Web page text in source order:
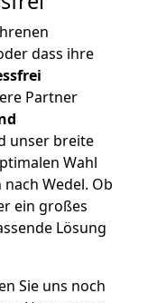
dass ihre
Partner
unser breite
Wahl
Wedel. Ob
ein großes
Lösung
Sie uns noch